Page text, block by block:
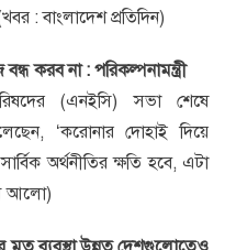
: বাংলাদেশ প্রতিদিন)
করব না : পরিকল্পনামন্ত্রী
(এনইসি) সভা শেষে
‘করোনার দোহাই দিয়ে
অর্থনীতির ক্ষতি হবে, এটা
আলো)